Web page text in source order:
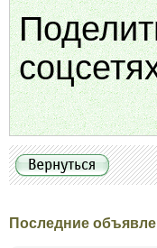
Последние